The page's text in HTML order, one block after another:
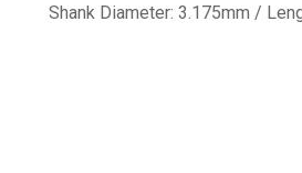
Shank Diameter: 3.175mm /